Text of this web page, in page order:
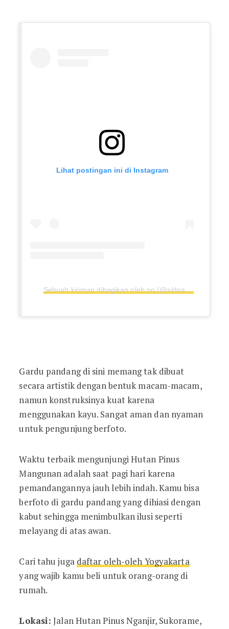
Lihat postingan ini di Instagram
Sebuah kiriman dibagikan oleh ᴅᴏ (@aldoasaa)
Gardu pandang di sini memang tak dibuat
secara artistik dengan bentuk macam-macam,
namun konstruksinya kuat karena
menggunakan kayu. Sangat aman dan nyaman
untuk pengunjung berfoto.
Waktu terbaik mengunjungi Hutan Pinus
Mangunan adalah saat pagi hari karena
pemandangannya jauh lebih indah. Kamu bisa
berfoto di gardu pandang yang dihiasi dengan
kabut sehingga menimbulkan ilusi seperti
melayang di atas awan.
Cari tahu juga daftar oleh-oleh Yogyakarta
yang wajib kamu beli untuk orang-orang di
rumah.
Lokasi: Jalan Hutan Pinus Nganjir, Sukorame,